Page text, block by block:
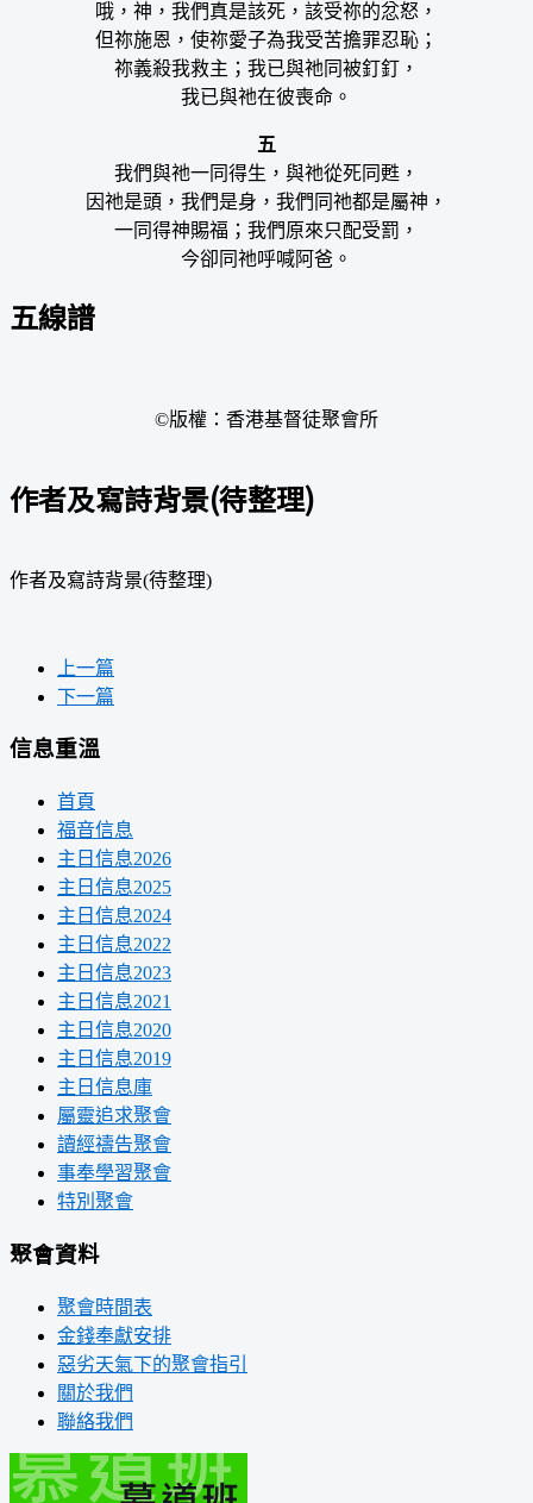
哦，神，我們真是該死，該受祢的忿怒，
但祢施恩，使祢愛子為我受苦擔罪忍恥；
祢義殺我救主；我已與祂同被釘釘，
我已與祂在彼喪命。
五
我們與祂一同得生，與祂從死同甦，
因祂是頭，我們是身，我們同祂都是屬神，
一同得神賜福；我們原來只配受罰，
今卻同祂呼喊阿爸。
五線譜
©版權：香港基督徒聚會所
作者及寫詩背景(待整理)
作者及寫詩背景(待整理)
上一篇
下一篇
信息重溫
首頁
福音信息
主日信息2026
主日信息2025
主日信息2024
主日信息2022
主日信息2023
主日信息2021
主日信息2020
主日信息2019
主日信息庫
屬靈追求聚會
讀經禱告聚會
事奉學習聚會
特別聚會
聚會資料
聚會時間表
金錢奉獻安排
惡劣天氣下的聚會指引
關於我們
聯絡我們